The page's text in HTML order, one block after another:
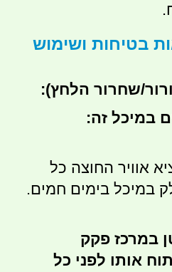
בטיחות ושימוש
שחרור הלחץ):
במיכל זה:
אוויר החוצה כל
במיכל בימים חמים.
במרכז פקק
אותו לפני כל